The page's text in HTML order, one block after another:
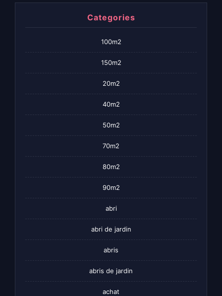
Categories
100m2
150m2
20m2
40m2
50m2
70m2
80m2
90m2
abri
abri de jardin
abris
abris de jardin
achat